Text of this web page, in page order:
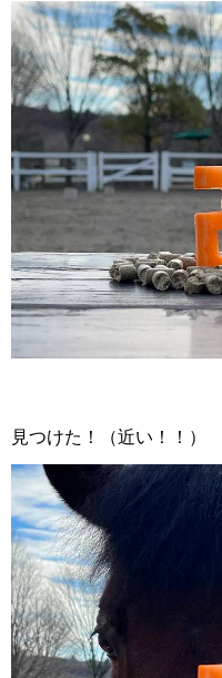
見つけた！（近い！！）